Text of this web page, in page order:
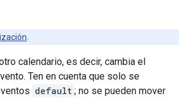
calendario, es decir, cambia el
Ten en cuenta que solo se
default ; no se pueden mover